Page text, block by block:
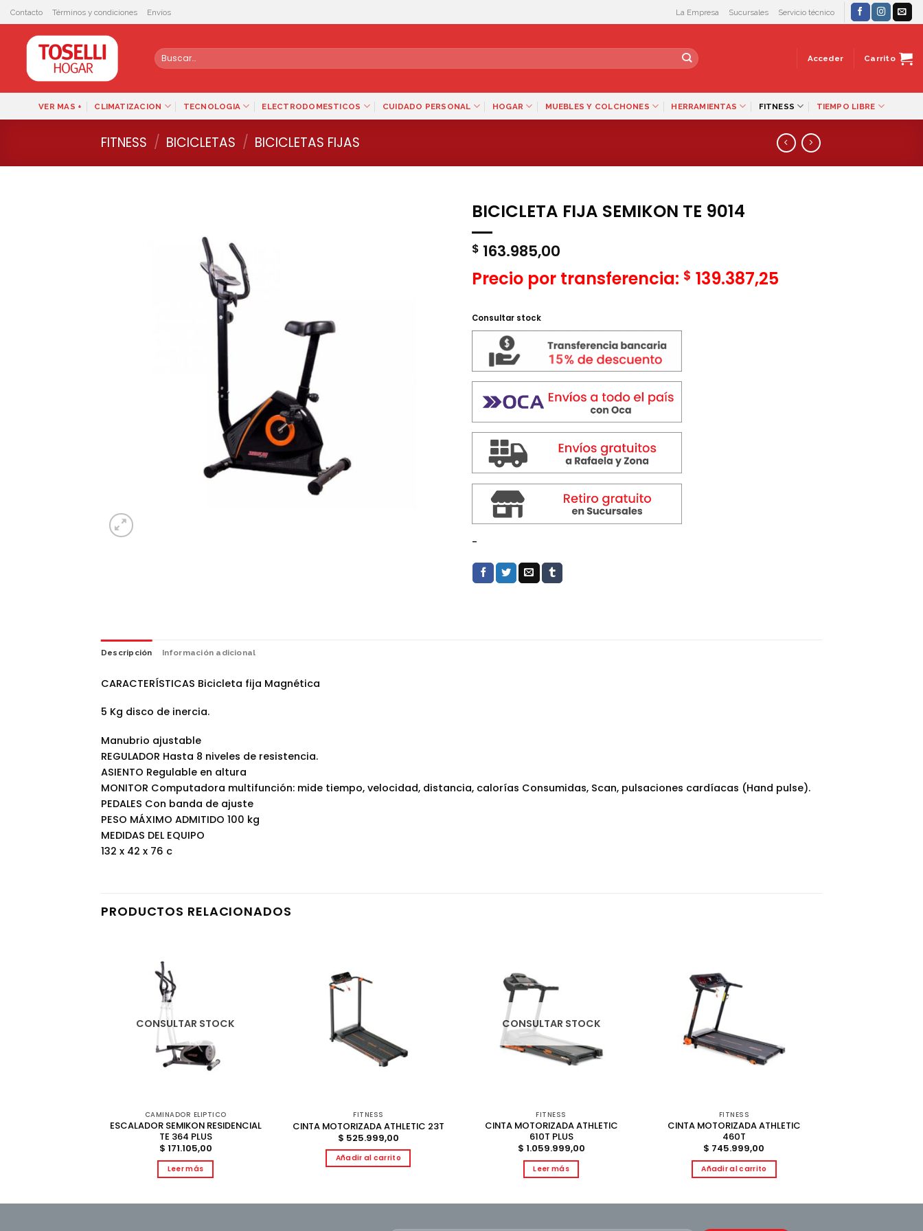
Skip
to
content
Contacto Términos y condiciones Envíos La Empresa Sucursales Servicio técnico
Buscar
por:
Acceder Carrito
VER MAS + CLIMATIZACION TECNOLOGIA ELECTRODOMESTICOS CUIDADO PERSONAL HOGAR MUEBLES Y COLCHONES HERRAMIENTAS FITNESS TIEMPO LIBRE
FITNESS / BICICLETAS / BICICLETAS FIJAS
BICICLETA FIJA SEMIKON TE 9014
$ 163.985,00
Precio por transferencia: $ 139.387,25
Consultar stock
-
Descripción Información adicional
CARACTERÍSTICAS Bicicleta fija Magnética
5 Kg disco de inercia.
Manubrio ajustable
REGULADOR Hasta 8 niveles de resistencia.
ASIENTO Regulable en altura
MONITOR Computadora multifunción: mide tiempo, velocidad, distancia, calorías Consumidas, Scan, pulsaciones cardíacas (Hand pulse).
PEDALES Con banda de ajuste
PESO MÁXIMO ADMITIDO 100 kg
MEDIDAS DEL EQUIPO
132 x 42 x 76 c
PRODUCTOS RELACIONADOS
CONSULTAR STOCK
CAMINADOR ELIPTICO
ESCALADOR SEMIKON RESIDENCIAL
TE 364 PLUS
$ 171.105,00
Leer más
FITNESS
CINTA MOTORIZADA ATHLETIC 23T
$ 525.999,00
Añadir al carrito
CONSULTAR STOCK
FITNESS
CINTA MOTORIZADA ATHLETIC
610T PLUS
$ 1.059.999,00
Leer más
FITNESS
CINTA MOTORIZADA ATHLETIC
460T
$ 745.999,00
Añadir al carrito